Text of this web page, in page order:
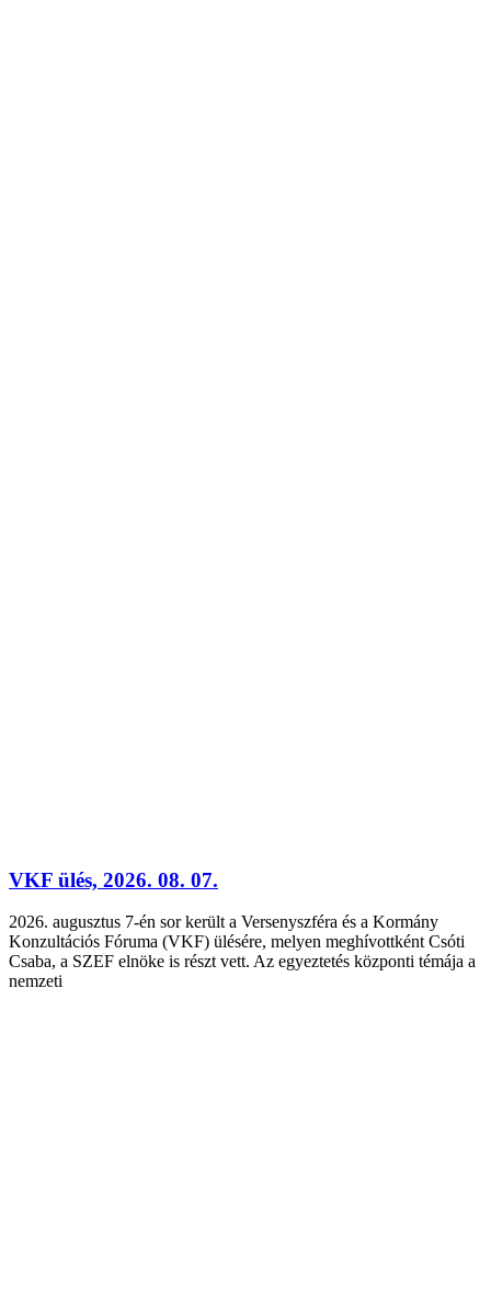
VKF ülés, 2026. 08. 07.
2026. augusztus 7-én sor került a Versenyszféra és a Kormány
Konzultációs Fóruma (VKF) ülésére, melyen meghívottként Csóti
Csaba, a SZEF elnöke is részt vett. Az egyeztetés központi témája a
nemzeti